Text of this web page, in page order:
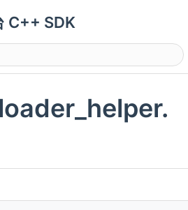
C++ SDK
visibility